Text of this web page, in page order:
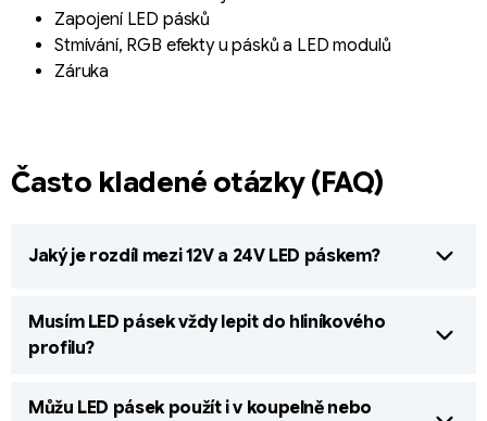
Zapojení LED pásků
Stmívání, RGB efekty u pásků a LED modulů
Záruka
Často kladené otázky (FAQ)
Jaký je rozdíl mezi 12V a 24V LED páskem?
Musím LED pásek vždy lepit do hliníkového
profilu?
Můžu LED pásek použít i v koupelně nebo